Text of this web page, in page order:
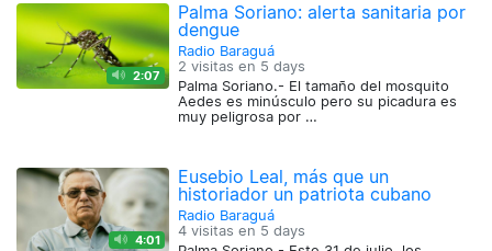
2:07
Palma Soriano: alerta sanitaria por
dengue
Radio Baraguá
2 visitas en 5 days
Palma Soriano.- El tamaño del mosquito
Aedes es minúsculo pero su picadura es
muy peligrosa por …
4:01
Eusebio Leal, más que un
historiador un patriota cubano
Radio Baraguá
4 visitas en 5 days